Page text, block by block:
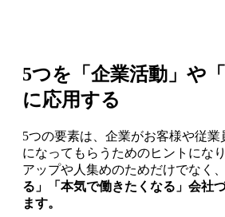
5つを「企業活動」や「
に応用する
5つの要素は、企業がお客様や従
になってもらうためのヒントにな
アップや人集めのためだけでなく、
る」「本気で働きたくなる」会社
ます。